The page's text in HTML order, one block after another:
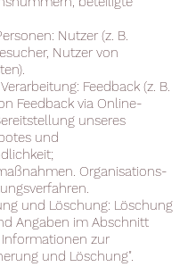
Nutzer (z. B.
Nutzer von
Feedback (z. B.
Feedback via Online-
unseres
und
Organisations-
und Löschung: Löschung
Angaben im Abschnitt
Informationen zur
und Löschung".